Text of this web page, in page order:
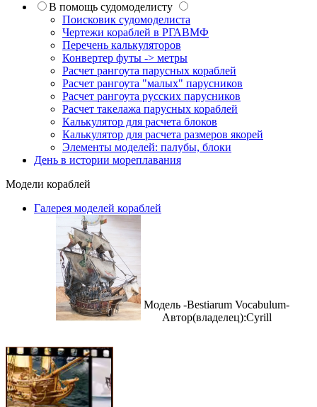
В помощь судомоделисту
Поисковик судомоделиста
Чертежи кораблей в РГАВМФ
Перечень калькуляторов
Конвертер футы -> метры
Расчет рангоута парусных кораблей
Расчет рангоута "малых" парусников
Расчет рангоута русских парусников
Расчет такелажа парусных кораблей
Калькулятор для расчета блоков
Калькулятор для расчета размеров якорей
Элементы моделей: палубы, блоки
День в истории мореплавания
Модели кораблей
Галерея моделей кораблей
Модель -Bestiarum Vocabulum-
Автор(владелец):Cyrill